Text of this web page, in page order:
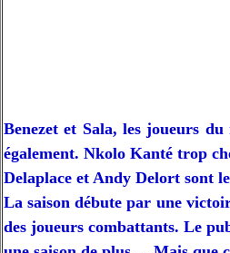
Benezet et Sala, les joueurs
également. Nkolo Kanté trop
Delaplace et Andy Delort sont
La saison débute par une
des joueurs combattants. Le